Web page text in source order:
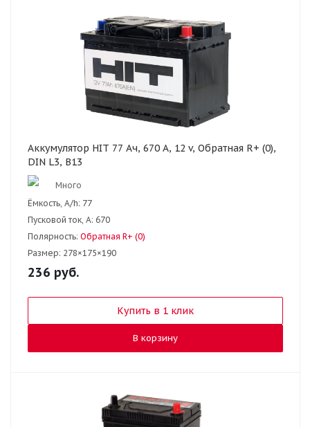
Аккумулятор HIT 77 Ач, 670 А, 12 v, Обратная R+ (0),
DIN L3, B13
Много
Ёмкость, A/h: 77
Пусковой ток, А: 670
Полярность: Обратная R+ (0)
Размер: 278×175×190
236 руб.
Купить в 1 клик
В корзину